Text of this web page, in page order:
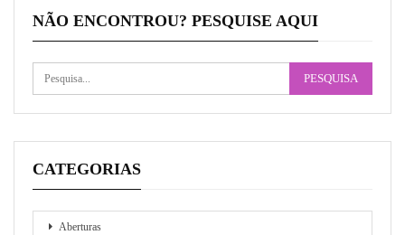
NÃO ENCONTROU? PESQUISE AQUI
CATEGORIAS
Aberturas